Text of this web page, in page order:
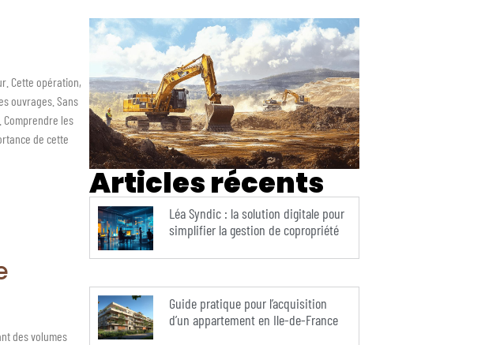
Cette opération,
ouvrages. Sans
les
de cette
des volumes
Articles récents
Léa Syndic : la solution digitale pour
simplifier la gestion de copropriété
Guide pratique pour l’acquisition
d’un appartement en Ile-de-France